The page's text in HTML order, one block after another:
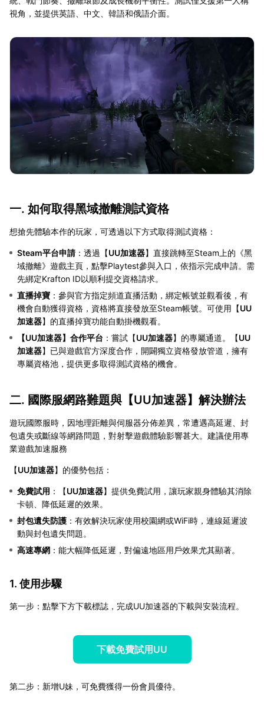
視角，並提供英語、中文、韓語和俄語介面。
一. 如何取得黑域撤離測試資格
想搶先體驗本作的玩家，可透過以下方式取得測試資格：
Steam平台申請：透過【UU加速器】直接跳轉至Steam上的《黑
域撤離》遊戲主頁，點擊Playtest參與入口，依指示完成申請。需
先綁定Krafton ID以順利提交資格請求。
直播掉寶 ：參與官方指定頻道直播活動，綁定帳號並觀看後，有
機會自動獲得資格，資格將直接發放至Steam帳號。可使用【UU
加速器】的直播掉寶功能自動掛機觀看。
【UU加速器】合作平台 ：嘗試【UU加速器】的專屬通道。【UU
加速器】已與遊戲官方深度合作，開闢獨立資格發放管道，擁有
專屬資格池，提供更多取得測試資格的機會。
二. 國際服網路難題與【UU加速器】解決辦法
遊玩國際服時，因地理距離與伺服器分佈差異，常遭遇高延遲、封
包遺失或斷線等網路問題，對射擊遊戲體驗影響甚大。建議使用專
業遊戲加速服務
【UU加速器】的優勢包括：
免費試用 ：【UU加速器】提供免費試用，讓玩家親身體驗其消除
卡頓、降低延遲的效果。
封包遺失防護 ：有效解決玩家使用校園網或WiFi時，連線延遲波
動與封包遺失問題。
高速專網 ：能大幅降低延遲，對偏遠地區用戶效果尤其顯著。
1. 使用步驟
第一步：點擊下方下載標誌，完成UU加速器的下載與安裝流程。
下載免費試用UU
第二步：新增U妹，可免費獲得一份會員優待。